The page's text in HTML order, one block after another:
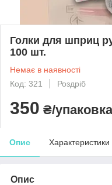
Голки для шприц
100 шт.
Немає в наявності
Код: 321
Роздріб
350 ₴/упаковка
Опис Характеристики
Опис